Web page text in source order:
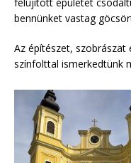
bennünket vastag
Az építészet,
színfolttal ismerkedtünk